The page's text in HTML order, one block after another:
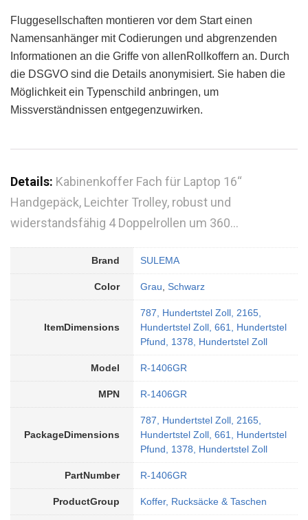
Fluggesellschaften montieren vor dem Start einen
Namensanhänger mit Codierungen und abgrenzenden
Informationen an die Griffe von allenRollkoffern an. Durch
die DSGVO sind die Details anonymisiert. Sie haben die
Möglichkeit ein Typenschild anbringen, um
Missverständnissen entgegenzuwirken.
Details: Kabinenkoffer Fach für Laptop 16‘‘
Handgepäck, Leichter Trolley, robust und
widerstandsfähig 4 Doppelrollen um 360…
Brand SULEMA
Color Grau Schwarz
ItemDimensions
787, Hundertstel Zoll, 2165,
Hundertstel Zoll, 661, Hundertstel
Pfund, 1378, Hundertstel Zoll
Model R-1406GR
MPN R-1406GR
PackageDimensions
787, Hundertstel Zoll, 2165,
Hundertstel Zoll, 661, Hundertstel
Pfund, 1378, Hundertstel Zoll
PartNumber R-1406GR
ProductGroup Koffer, Rucksäcke & Taschen